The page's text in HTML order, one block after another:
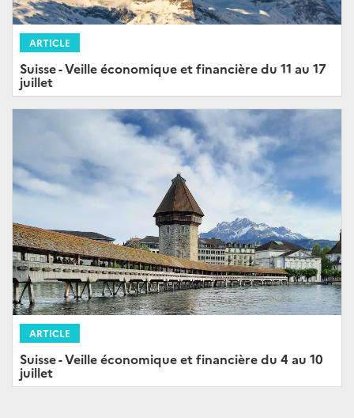
ARTICLE
Suisse - Veille économique et financière du 11 au 17
juillet
ARTICLE
Suisse - Veille économique et financière du 4 au 10
juillet